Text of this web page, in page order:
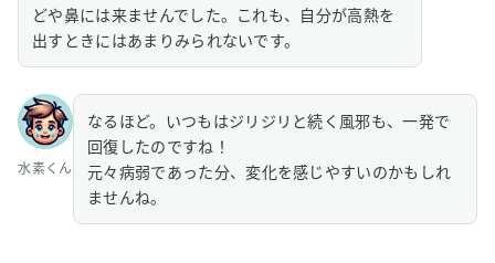
どや鼻には来ませんでした。これも、自分が高熱を
出すときにはあまりみられないです。
水素くん
なるほど。いつもはジリジリと続く風邪も、一発で
回復したのですね！
元々病弱であった分、変化を感じやすいのかもしれ
ませんね。